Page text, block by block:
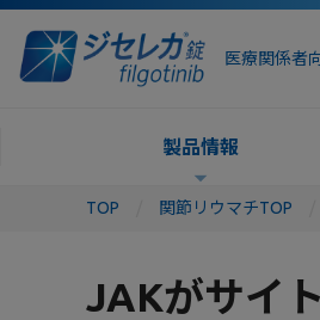
医療関係者
製品情報
TOP 関節リウマチTOP
JAKがサイ